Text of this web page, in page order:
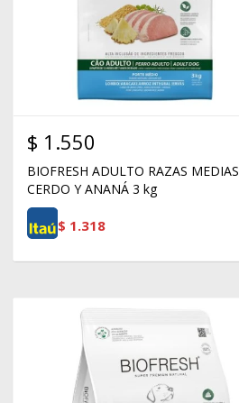
$ 1.550
BIOFRESH ADULTO RAZAS MEDIAS
CERDO Y ANANÁ 3 kg
$ 1.318